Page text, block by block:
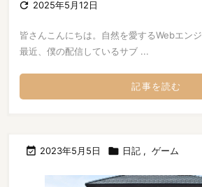
 2025年5月12日
皆さんこんにちは。自然を愛するWebエン
最近、僕の配信しているサブ ...
記事を読む
 2023年5月5日  日記 , ゲーム